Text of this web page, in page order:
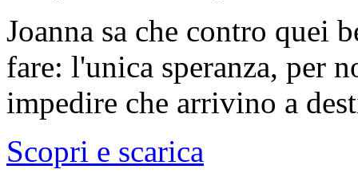
Joanna sa che contro quei
fare: l'unica speranza, per
impedire che arrivino a
Scopri e scarica